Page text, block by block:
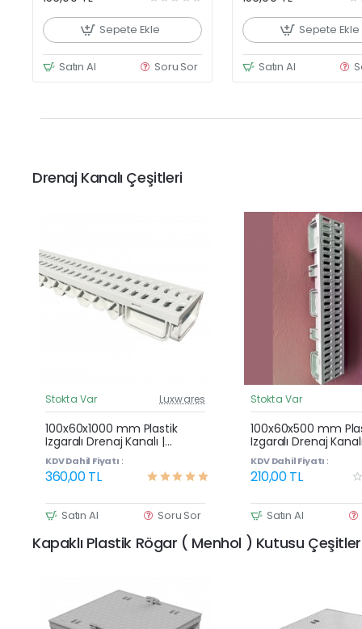
Sepete Ekle
Satın Al Soru Sor
Sepete Ekle
Satın Al
Drenaj Kanalı Çeşitleri
Güncel Fiyat
Çok Satan
Stokta Var Luxwares
100x60x1000 mm Plastik
Izgaralı Drenaj Kanalı |
Yağmur Suyu ve Havuz
Kenarı Oluğu
KDV Dahil Fiyatı :
360,00 TL
Satın Al Soru Sor
Stokta Var
100x60x500 mm
Izgaralı Drenaj
Yağmur Suyu ve
Kenarı Oluğu
KDV Dahil Fiyatı :
210,00 TL
Satın Al
Kapaklı Plastik Rögar ( Menhol ) Kutusu